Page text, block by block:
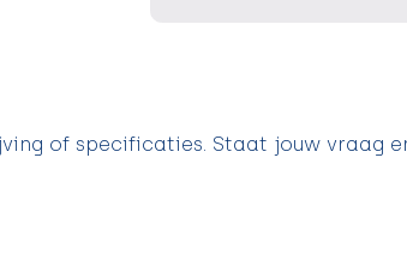
of specificaties. Staat jouw vraag